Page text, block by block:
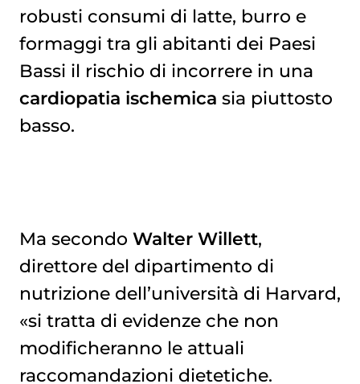
robusti consumi di latte, burro e
formaggi tra gli abitanti dei Paesi
Bassi il rischio di incorrere in una
cardiopatia ischemica sia piuttosto
basso.
Ma secondo Walter Willett,
direttore del dipartimento di
nutrizione dell’università di Harvard,
«si tratta di evidenze che non
modificheranno le attuali
raccomandazioni dietetiche.